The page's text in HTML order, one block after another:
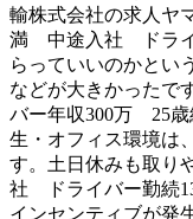
輸株式会社の求人ヤ
満 中途入社 ドライ
らっていいのかとい
などが大きかった
バー年収300万 25歳
生・オフィス環境は
す。土日休みも取り
社 ドライバー勤続
インセンティブが発